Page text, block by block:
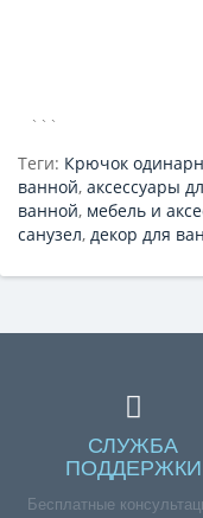
```
Теги: Крючок
ванной, аксессуары
ванной, мебель и
санузел, декор для
СЛУЖБА
ПОДДЕРЖКИ
Бесплатные